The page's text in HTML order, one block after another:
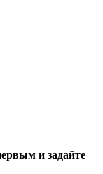
и задайте